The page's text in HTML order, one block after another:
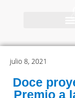
julio 8, 2021
Doce
Premio a